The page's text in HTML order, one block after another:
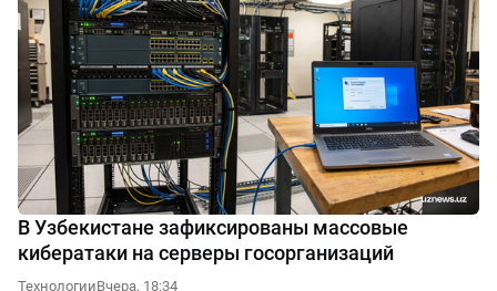
В Узбекистане зафиксированы массовые
кибератаки на серверы госорганизаций
ТехнологииВчера, 18:34